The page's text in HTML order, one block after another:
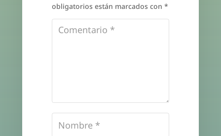
obligatorios están marcados con *